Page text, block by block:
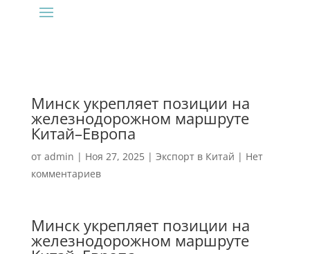
Минск укрепляет позиции на
железнодорожном маршруте
Китай–Европа
от admin | Ноя 27, 2025| Экспорт в Китай | Нет
комментариев
Минск укрепляет позиции на
железнодорожном маршруте